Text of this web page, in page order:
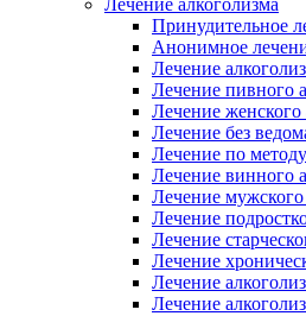
Лечение алкоголизма
Принудительное
Анонимное
Лечение
Лечение пивного
Лечение женского
Лечение без
Лечение по
Лечение винного
Лечение мужского
Лечение
Лечение
Лечение
Лечение
Лечение